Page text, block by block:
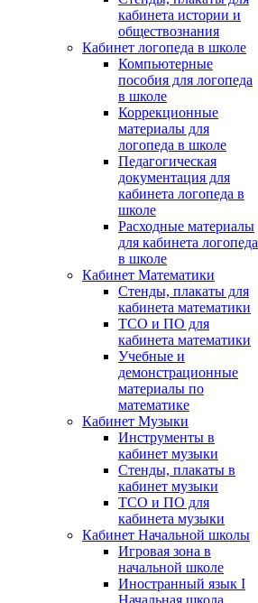
кабинета истории и
обществознания
Кабинет логопеда в школе
Компьютерные
пособия для логопеда
в школе
Коррекционные
материалы для
логопеда в школе
Педагогическая
документация для
кабинета логопеда в
школе
Расходные материалы
для кабинета логопеда
в школе
Кабинет Математики
Стенды, плакаты для
кабинета математики
ТСО и ПО для
кабинета математики
Учебные и
демонстрационные
материалы по
математике
Кабинет Музыки
Инструменты в
кабинет музыки
Стенды, плакаты в
кабинет музыки
ТСО и ПО для
кабинета музыки
Кабинет Начальной школы
Игровая зона в
начальной школе
Иностранный язык I
Начальная школа